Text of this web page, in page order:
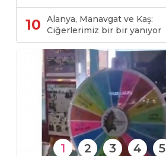
10
Alanya, Manavgat ve Kaş:
Ciğerlerimiz bir bir yanıyor
1 2 3 4 5